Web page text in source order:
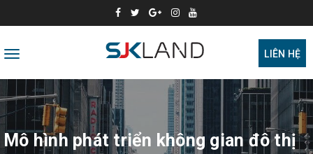
Toggle
LIÊN HỆ
Mô hình phát triển không gian đô thị